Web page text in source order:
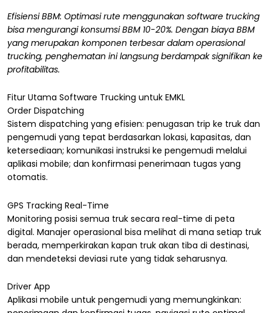
Efisiensi BBM: Optimasi rute menggunakan software trucking
bisa mengurangi konsumsi BBM 10-20%. Dengan biaya BBM
yang merupakan komponen terbesar dalam operasional
trucking, penghematan ini langsung berdampak signifikan ke
profitabilitas.
Fitur Utama Software Trucking untuk EMKL
Order Dispatching
Sistem dispatching yang efisien: penugasan trip ke truk dan
pengemudi yang tepat berdasarkan lokasi, kapasitas, dan
ketersediaan; komunikasi instruksi ke pengemudi melalui
aplikasi mobile; dan konfirmasi penerimaan tugas yang
otomatis.
GPS Tracking Real-Time
Monitoring posisi semua truk secara real-time di peta
digital. Manajer operasional bisa melihat di mana setiap truk
berada, memperkirakan kapan truk akan tiba di destinasi,
dan mendeteksi deviasi rute yang tidak seharusnya.
Driver App
Aplikasi mobile untuk pengemudi yang memungkinkan: